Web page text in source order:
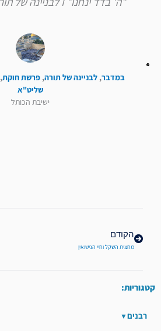
במדבר, לבניינה של תורה, פרשת חוקת,
שליט"א
ישיבת הכותל
הקודם
מחצית השקל וחיי הנישואין
קטגוריות:
רבנים